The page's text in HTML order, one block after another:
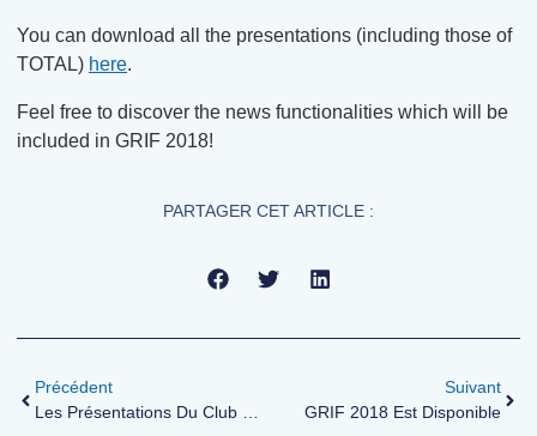
You can download all the presentations (including those of
TOTAL) here.
Feel free to discover the news functionalities which will be
included in GRIF 2018!
PARTAGER CET ARTICLE :
Précédent
Les Présentations Du Club GRIF 2017 Sont Disponibles
Suivant
GRIF 2018 Est Disponible